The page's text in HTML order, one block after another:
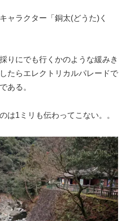
ャラクター「銅太(どうた)く
りにでも行くかのような緩みき
たらエレクトリカルパレードで
ある。
は1ミリも伝わってこない。。